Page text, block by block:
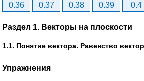
0.36
0.37 0.38 0.39 0.4
Раздел 1. Векторы на плоскости
1.1. Понятие вектора. Равенство
Упражнения